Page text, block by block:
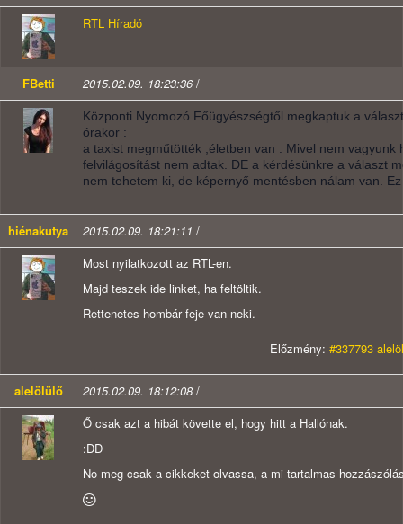
RTL Híradó
FBetti 2015.02.09. 18:23:36/
Központi Nyomozó Főügyészségtől megkaptuk a
órakor :
a taxist megműtötték ,életben van . Mivel nem vagyunk
felvilágosítást nem adtak. DE a kérdésünkre a választ
nem tehetem ki, de képernyő mentésben nálam van.
hiénakutya 2015.02.09. 18:21:11 /
Most nyilatkozott az RTL-en.
Majd teszek ide linket, ha feltöltik.
Rettenetes hombár feje van neki.
Előzmény: #337793
alelölülő 2015.02.09. 18:12:08 /
Ő csak azt a hibát követte el, hogy hitt a Hallónak.
:DD
No meg csak a cikkeket olvassa, a mi tartalmas